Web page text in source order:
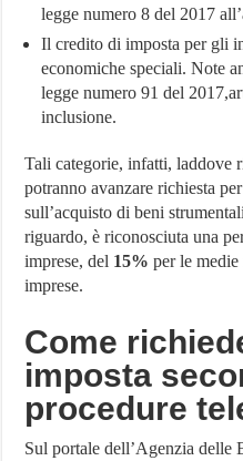
legge numero 8 del 2017
Il credito di imposta per gli
economiche speciali. Note
legge numero 91 del
inclusione.
Tali categorie, infatti, laddove
potranno avanzare richiesta
sull’acquisto di beni
riguardo, è riconosciuta una
imprese, del 15% per le medie
imprese.
Come
imposta
procedure
Sul portale dell’Agenzia delle